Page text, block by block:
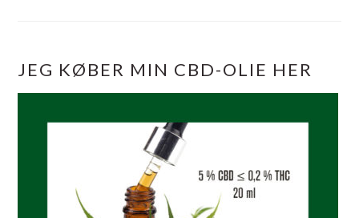
JEG KØBER MIN CBD-OLIE HER